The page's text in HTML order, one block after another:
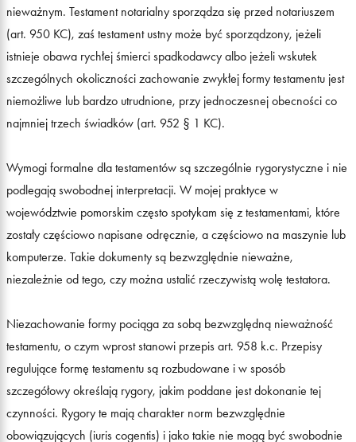
nieważnym. Testament notarialny sporządza się przed notariuszem
(art. 950 KC), zaś testament ustny może być sporządzony, jeżeli
istnieje obawa rychłej śmierci spadkodawcy albo jeżeli wskutek
szczególnych okoliczności zachowanie zwykłej formy testamentu jest
niemożliwe lub bardzo utrudnione, przy jednoczesnej obecności co
najmniej trzech świadków (art. 952 § 1 KC).
Wymogi formalne dla testamentów są szczególnie rygorystyczne i nie
podlegają swobodnej interpretacji. W mojej praktyce w
województwie pomorskim często spotykam się z testamentami, które
zostały częściowo napisane odręcznie, a częściowo na maszynie lub
komputerze. Takie dokumenty są bezwzględnie nieważne,
niezależnie od tego, czy można ustalić rzeczywistą wolę testatora.
Niezachowanie formy pociąga za sobą bezwzględną nieważność
testamentu, o czym wprost stanowi przepis art. 958 k.c. Przepisy
regulujące formę testamentu są rozbudowane i w sposób
szczegółowy określają rygory, jakim poddane jest dokonanie tej
czynności. Rygory te mają charakter norm bezwzględnie
obowiązujących (iuris cogentis) i jako takie nie mogą być swobodnie